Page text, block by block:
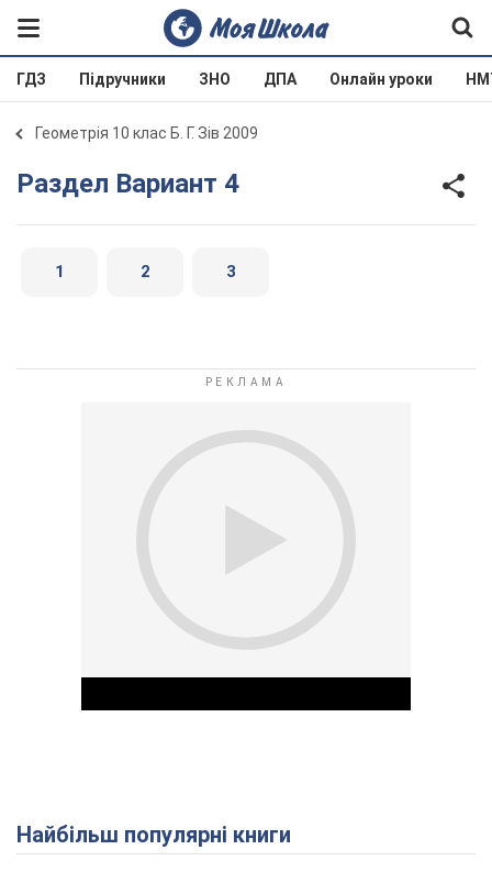
ГДЗ Підручники ЗНО ДПА Онлайн уроки
Геометрія 10 клас Б. Г. Зів 2009
Раздел Вариант 4
1 2 3
Play Video
Найбільш популярні книги